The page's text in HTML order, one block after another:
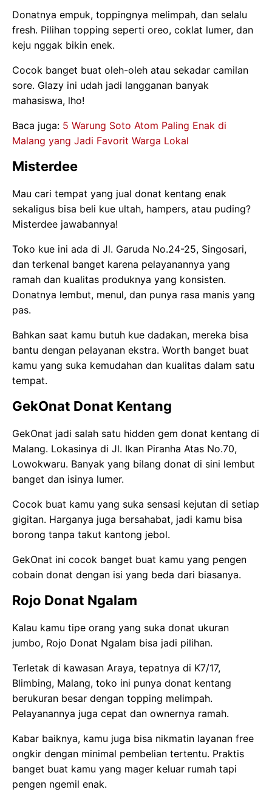
Donatnya empuk, toppingnya melimpah, dan selalu
fresh. Pilihan topping seperti oreo, coklat lumer, dan
keju nggak bikin enek.
Cocok banget buat oleh-oleh atau sekadar camilan
sore. Glazy ini udah jadi langganan banyak
mahasiswa, lho!
Baca juga: 5 Warung Soto Atom Paling Enak di
Malang yang Jadi Favorit Warga Lokal
Misterdee
Mau cari tempat yang jual donat kentang enak
sekaligus bisa beli kue ultah, hampers, atau puding?
Misterdee jawabannya!
Toko kue ini ada di Jl. Garuda No.24-25, Singosari,
dan terkenal banget karena pelayanannya yang
ramah dan kualitas produknya yang konsisten.
Donatnya lembut, menul, dan punya rasa manis yang
pas.
Bahkan saat kamu butuh kue dadakan, mereka bisa
bantu dengan pelayanan ekstra. Worth banget buat
kamu yang suka kemudahan dan kualitas dalam satu
tempat.
GekOnat Donat Kentang
GekOnat jadi salah satu hidden gem donat kentang di
Malang. Lokasinya di Jl. Ikan Piranha Atas No.70,
Lowokwaru. Banyak yang bilang donat di sini lembut
banget dan isinya lumer.
Cocok buat kamu yang suka sensasi kejutan di setiap
gigitan. Harganya juga bersahabat, jadi kamu bisa
borong tanpa takut kantong jebol.
GekOnat ini cocok banget buat kamu yang pengen
cobain donat dengan isi yang beda dari biasanya.
Rojo Donat Ngalam
Kalau kamu tipe orang yang suka donat ukuran
jumbo, Rojo Donat Ngalam bisa jadi pilihan.
Terletak di kawasan Araya, tepatnya di K7/17,
Blimbing, Malang, toko ini punya donat kentang
berukuran besar dengan topping melimpah.
Pelayanannya juga cepat dan ownernya ramah.
Kabar baiknya, kamu juga bisa nikmatin layanan free
ongkir dengan minimal pembelian tertentu. Praktis
banget buat kamu yang mager keluar rumah tapi
pengen ngemil enak.